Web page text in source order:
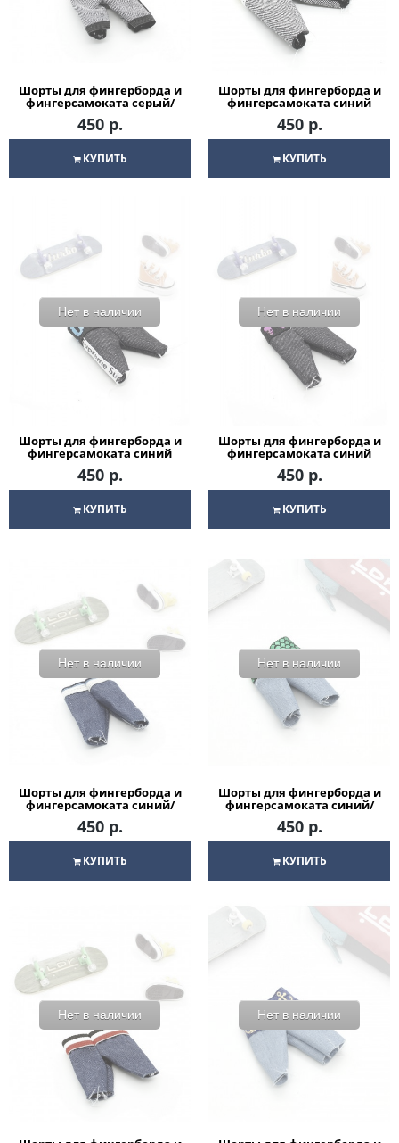
Шорты для фингерборда и
фингерсамоката серый/
черный/красный
450 р.
КУПИТЬ
Шорты для фингерборда и
фингерсамоката синий
Anchor
450 р.
КУПИТЬ
Нет в наличии
Шорты для фингерборда и
фингерсамоката синий
Love
450 р.
КУПИТЬ
Нет в наличии
Шорты для фингерборда и
фингерсамоката синий
Skull
450 р.
КУПИТЬ
Нет в наличии
Шорты для фингерборда и
фингерсамоката синий/
белый
450 р.
КУПИТЬ
Нет в наличии
Шорты для фингерборда и
фингерсамоката синий/
зеленый
450 р.
КУПИТЬ
Нет в наличии Нет в наличии